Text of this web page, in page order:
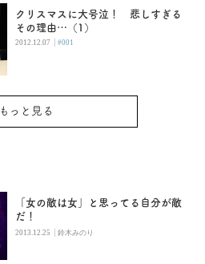
クリスマスに大号泣！ 悲しすぎる
その理由…（1）
2012.12.07 |#001
もっと見る
「女の敵は女」と思ってる自分が敵
だ！
2013.12.25 |鈴木みのり